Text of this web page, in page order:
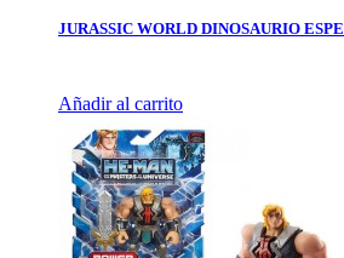
JURASSIC WORLD DINOSAURIO
Añadir al carrito